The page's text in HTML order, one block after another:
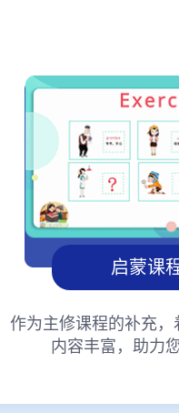
启蒙课
作为主修课程的补充
内容丰富，助力